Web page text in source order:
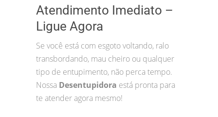
Atendimento Imediato –
Ligue Agora
Se você está com esgoto voltando, ralo
transbordando, mau cheiro ou qualquer
tipo de entupimento, não perca tempo.
Nossa Desentupidora está pronta para
te atender agora mesmo!